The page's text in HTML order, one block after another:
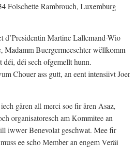
Folschette Rambrouch, Luxemburg
d’Presidentin Martine Lallemand-Wio
Madamm Buergermeeschter wëllkomm
déi, déi sech ofgemellt hunn.
Chouer ass gutt, an eent intensiivt Joer
gären all merci soe fir ären Asaz,
organisatoresch am Kommitee an
iwwer Benevolat geschwat. Mee fir
ee scho Member an engem Veräi